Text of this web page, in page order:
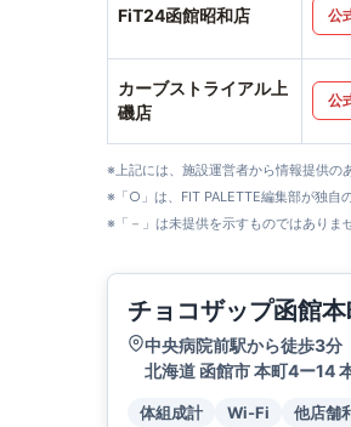
FiT24函館昭和店 公
カーブストライアル上
磯店
公
※上記には、施設運営者から情報提供の
※「○」は、FIT PALETTE編集部が独自
※「－」は未提供を示すものではありま
チョコザップ函館
中央病院前駅から徒歩3分
北海道 函館市 本町4ー14
体組成計 Wi-Fi 他店舗